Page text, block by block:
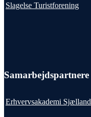
Slagelse Turistforening
Samarbejdspartnere
Erhvervsakademi Sjælland